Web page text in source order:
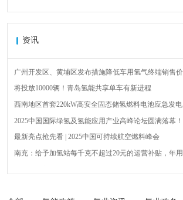
资讯
广州开发区、黄埔区发布措施降低车用氢气终端销售
将投放10000辆！青岛氢能共享单车有新进程
西南地区首套220kW高安全固态储氢燃料电池应急发
2025中国国际绿氢及氢能应用产业高峰论坛圆满落幕！
最新亮点抢先看 | 2025中国可持续航空燃料峰会
南充：给予加氢站每千克不超过20元的运营补贴，年用
成果验收工作会议在呼伦贝尔举行